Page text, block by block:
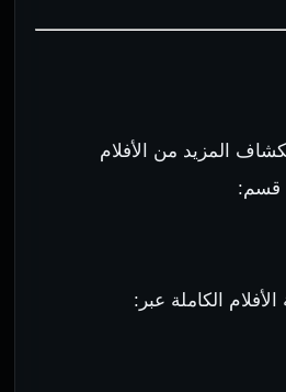
المزيد من الأفلام
قسم:
الكاملة عبر: